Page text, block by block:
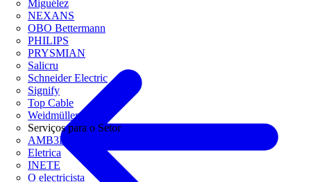
Miguélez
NEXANS
OBO Bettermann
PHILIPS
PRYSMIAN
Salicru
Schneider Electric
Signify
Top Cable
Weidmüller
Serviços para o Setor
AMB3E
Eletrica
INETE
O electricista